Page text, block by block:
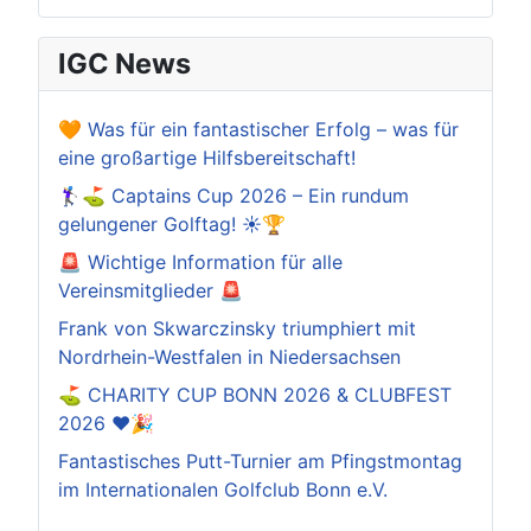
IGC News
🧡 Was für ein fantastischer Erfolg – was für
eine großartige Hilfsbereitschaft!
🏌️‍♀️⛳ Captains Cup 2026 – Ein rundum
gelungener Golftag! ☀️🏆
🚨 Wichtige Information für alle
Vereinsmitglieder 🚨
Frank von Skwarczinsky triumphiert mit
Nordrhein-Westfalen in Niedersachsen
⛳️ CHARITY CUP BONN 2026 & CLUBFEST
2026 ❤️🎉
Fantastisches Putt-Turnier am Pfingstmontag
im Internationalen Golfclub Bonn e.V.